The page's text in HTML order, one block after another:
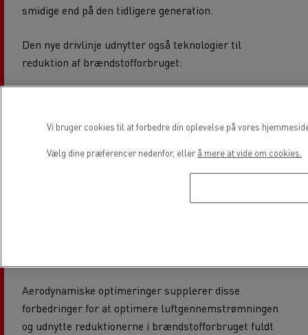
smidige end på den tidligere generation.
Den nye drivlinje udnytter også teknologier til
reduktion af brændstofforbruget:
acceleration og køretøjets hastighed til vejforholdene.
lastbilen kan rulle uden motorkraft, slukkes motoren
Aerodynamiske optimeringer supplerer disse
forbedringer for at optimere luftgennemstrømningen
og udnytte reduktionerne i brændstofforbruget fuldt
Vi bruger cookies til at forbedre din oplevelse på vores
Vælg dine præferencer nedenfor, eller å mere at vide om cookies.